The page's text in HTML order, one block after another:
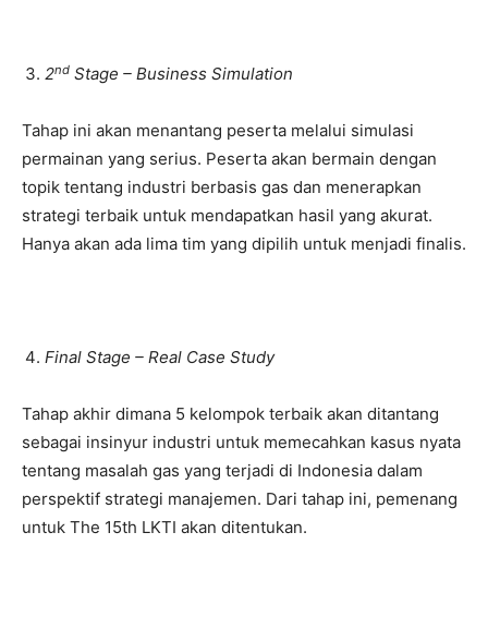
2nd Stage – Business Simulation
Tahap ini akan menantang peserta melalui simulasi
permainan yang serius. Peserta akan bermain dengan
topik tentang industri berbasis gas dan menerapkan
strategi terbaik untuk mendapatkan hasil yang akurat.
Hanya akan ada lima tim yang dipilih untuk menjadi finalis.
Final Stage – Real Case Study
Tahap akhir dimana 5 kelompok terbaik akan ditantang
sebagai insinyur industri untuk memecahkan kasus nyata
tentang masalah gas yang terjadi di Indonesia dalam
perspektif strategi manajemen. Dari tahap ini, pemenang
untuk The 15th LKTI akan ditentukan.